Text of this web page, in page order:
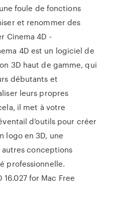
foule de fonctions
et renommer des
Cinema 4D -
4D est un logiciel de
3D haut de gamme, qui
débutants et
leurs propres
il met à votre
d’outils pour créer
logo en 3D, une
conceptions
professionnelle.
for Mac Free